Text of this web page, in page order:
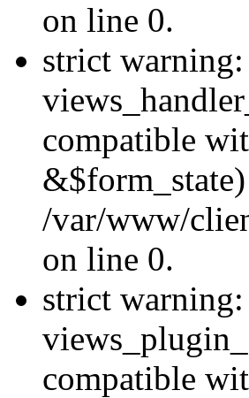
on line 0.
strict
compatible
/var/www/
on line 0.
strict
compatible